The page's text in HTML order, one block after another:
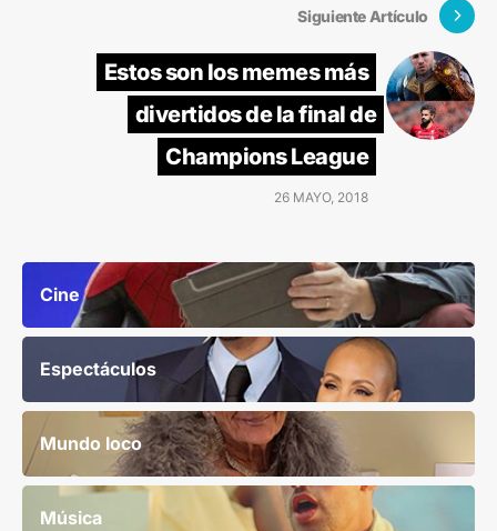
Siguiente Artículo
Estos son los memes más
divertidos de la final de
Champions League
26 MAYO, 2018
Cine
Espectáculos
Mundo loco
Música